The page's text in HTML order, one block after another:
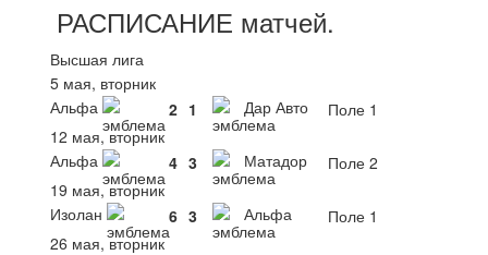
РАСПИСАНИЕ матчей.
Высшая лига
5 мая, вторник
Альфа
2 1 Дар Авто
Поле 1
12 мая, вторник
Альфа
4 3 Матадор
Поле 2
19 мая, вторник
Изолан
6 3 Альфа
Поле 1
26 мая, вторник